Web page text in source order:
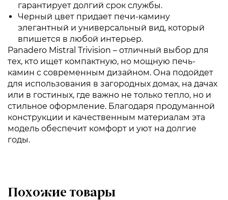
гарантирует долгий срок службы.
Черный цвет придает печи-камину
элегантный и универсальный вид, который
впишется в любой интерьер.
Panadero Mistral Trivision – отличный выбор для
тех, кто ищет компактную, но мощную печь-
камин с современным дизайном. Она подойдет
для использования в загородных домах, на дачах
или в гостиных, где важно не только тепло, но и
стильное оформление. Благодаря продуманной
конструкции и качественным материалам эта
модель обеспечит комфорт и уют на долгие
годы.
Похожие товары